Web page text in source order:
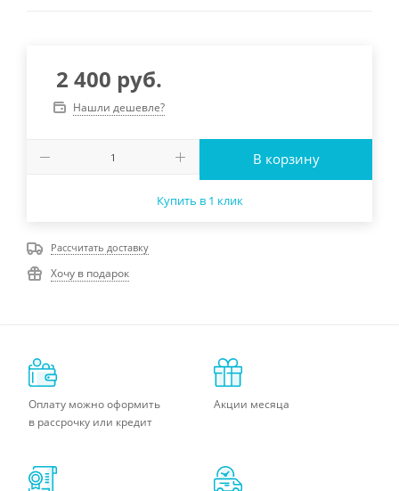
2 400 руб.
Нашли дешевле?
В корзину
Купить в 1 клик
Рассчитать доставку
Хочу в подарок
Оплату можно оформить
в рассрочку или кредит
Акции месяца